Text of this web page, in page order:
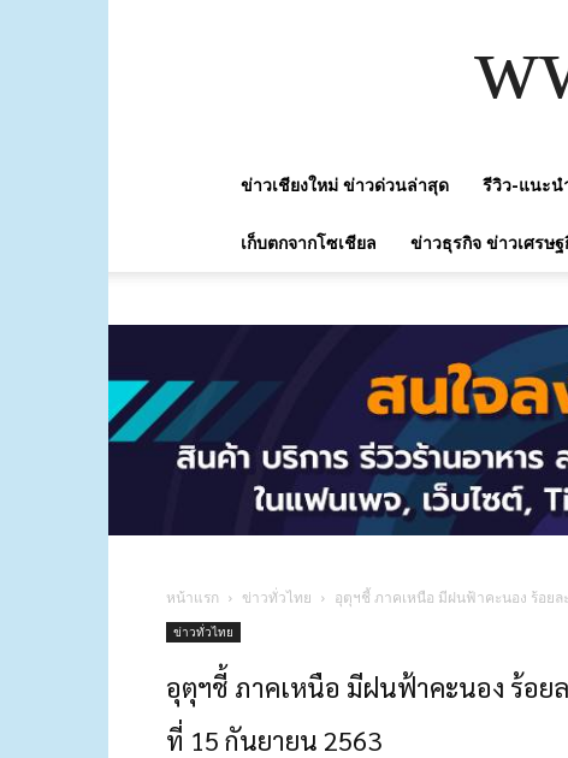
ข่าวเชียงใหม่ ข่าวด่วนล่าสุด รีวิว-แนะน
เก็บตกจากโซเชียล ข่าวธุรกิจ ข่าวเศรษฐ
หน้าแรก ข่าวทั่วไทย อุตุฯชี้ ภาคเหนือ มีฝนฟ้าคะนอง ร้อย
ข่าวทั่วไทย
อุตุฯชี้ ภาคเหนือ มีฝนฟ้าคะนอง ร้อ
ที่ 15 กันยายน 2563